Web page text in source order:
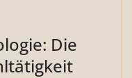
Die